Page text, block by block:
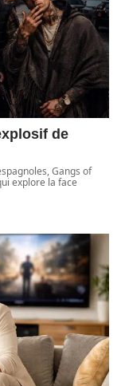
de
Gangs of
explore la face